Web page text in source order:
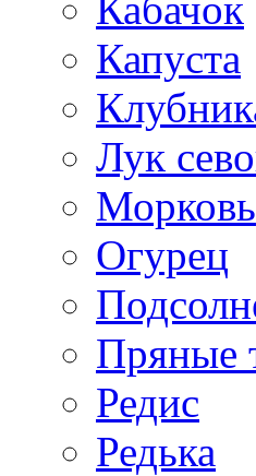
Капуста
Лук
Морковь
Огурец
Пряные
Редис
Редька